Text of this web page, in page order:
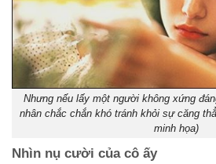
Nhưng nếu lấy một người không xứng
nhân chắc chắn khó tránh khỏi sự căng
minh họa)
Nhìn nụ cười của cô ấy